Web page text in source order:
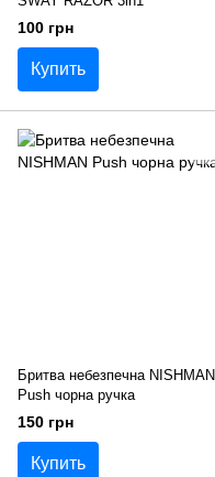
100 грн
Купить
Бритва небезпечна NISHMAN
Push чорна ручка
150 грн
Купить